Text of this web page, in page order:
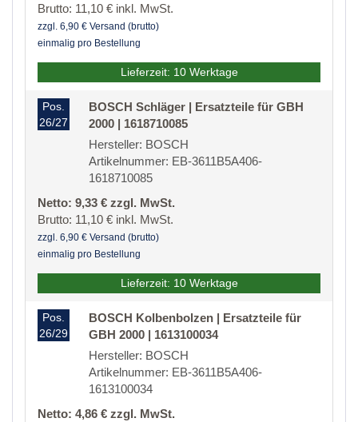
Brutto: 11,10 € inkl. MwSt.
zzgl. 6,90 € Versand (brutto)
einmalig pro Bestellung
Lieferzeit: 10 Werktage
Pos.
26/27
BOSCH Schläger | Ersatzteile für GBH
2000 | 1618710085
Hersteller: BOSCH
Artikelnummer: EB-3611B5A406-
1618710085
Netto: 9,33 € zzgl. MwSt.
Brutto: 11,10 € inkl. MwSt.
zzgl. 6,90 € Versand (brutto)
einmalig pro Bestellung
Lieferzeit: 10 Werktage
Pos.
26/29
BOSCH Kolbenbolzen | Ersatzteile für
GBH 2000 | 1613100034
Hersteller: BOSCH
Artikelnummer: EB-3611B5A406-
1613100034
Netto: 4,86 € zzgl. MwSt.